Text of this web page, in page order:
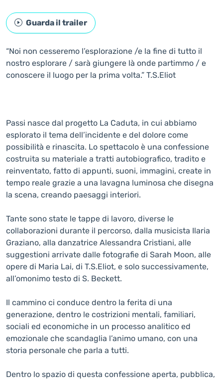
Guarda il trailer
“Noi non cesseremo l’esplorazione /e la fine di tutto il
nostro esplorare / sarà giungere là onde partimmo / e
conoscere il luogo per la prima volta.” T.S.Eliot
Passi nasce dal progetto La Caduta, in cui abbiamo
esplorato il tema dell’incidente e del dolore come
possibilità e rinascita. Lo spettacolo è una confessione
costruita su materiale a tratti autobiografico, tradito e
reinventato, fatto di appunti, suoni, immagini, create in
tempo reale grazie a una lavagna luminosa che disegna
la scena, creando paesaggi interiori.
Tante sono state le tappe di lavoro, diverse le
collaborazioni durante il percorso, dalla musicista Ilaria
Graziano, alla danzatrice Alessandra Cristiani, alle
suggestioni arrivate dalle fotografie di Sarah Moon, alle
opere di Maria Lai, di T.S.Eliot, e solo successivamente,
all’omonimo testo di S. Beckett.
Il cammino ci conduce dentro la ferita di una
generazione, dentro le costrizioni mentali, familiari,
sociali ed economiche in un processo analitico ed
emozionale che scandaglia l’animo umano, con una
storia personale che parla a tutti.
Dentro lo spazio di questa confessione aperta, pubblica,